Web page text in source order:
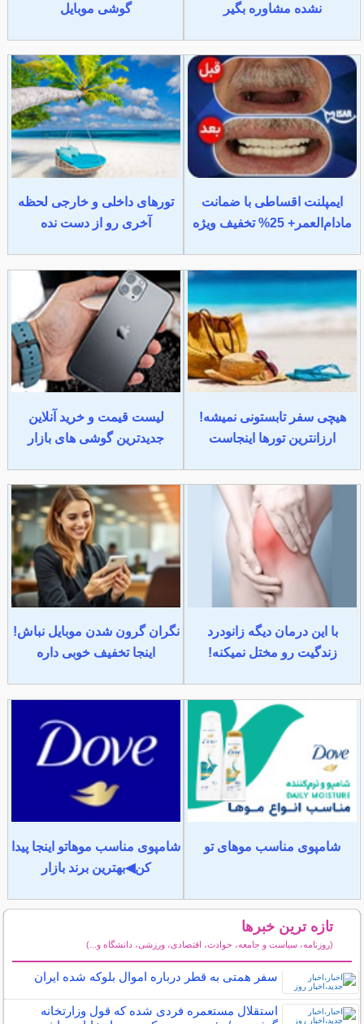
نشده مشاوره بگیر
گوشی موبایل
ایمپلنت اقساطی با ضمانت
مادام‌العمر+ 25% تخفیف ویژه
تورهای داخلی و خارجی لحظه
آخری رو از دست نده
هیچی سفر تابستونی نمیشه!
ارزانترین تورها اینجاست
لیست قیمت و خرید آنلاین
جدیدترین گوشی های بازار
با این درمان دیگه زانودرد
زندگیت رو مختل نمیکنه!
نگران گرون شدن موبایل نباش!
اینجا تخفیف خوبی داره
شامپوی مناسب موهای تو
شامپوی مناسب موهاتو اینجا پیدا
کن◀بهترین برند بازار
تازه ترین خبرها
(روزنامه، سیاست و جامعه، حوادث، اقتصادی، ورزشی، دانشگاه و...)
سفر همتی به قطر درباره اموال بلوکه شده ایران
استقلال مستعمره فردی شده که قول وزارتخانه